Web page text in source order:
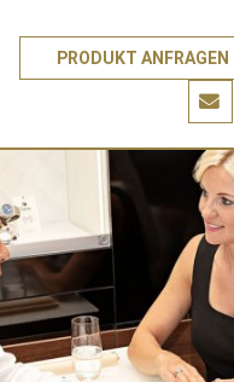
PRODUKT ANFRAGEN